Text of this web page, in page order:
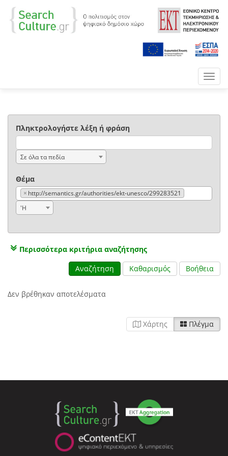
Πληκτρολογήστε λέξη ή φράση
Σε όλα τα πεδία
Θέμα
× http://semantics.gr/authorities/ekt-unesco/299283521
'Η
Περισσότερα κριτήρια αναζήτησης
Αναζήτηση
Καθαρισμός Βοήθεια
Δεν βρέθηκαν αποτελέσματα
Χάρτης Πλέγμα